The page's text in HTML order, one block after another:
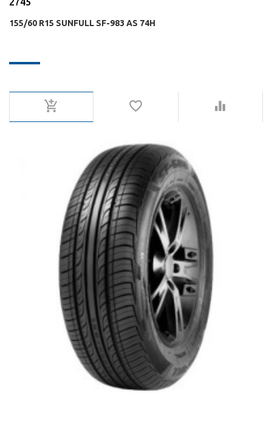
155/60 R15 SUNFULL SF-983 AS 74H